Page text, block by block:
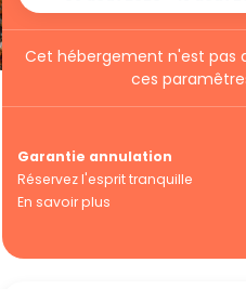
Cet hébergement n'est pas
ces
Garantie annulation
Réservez l'esprit tranquille
En savoir plus